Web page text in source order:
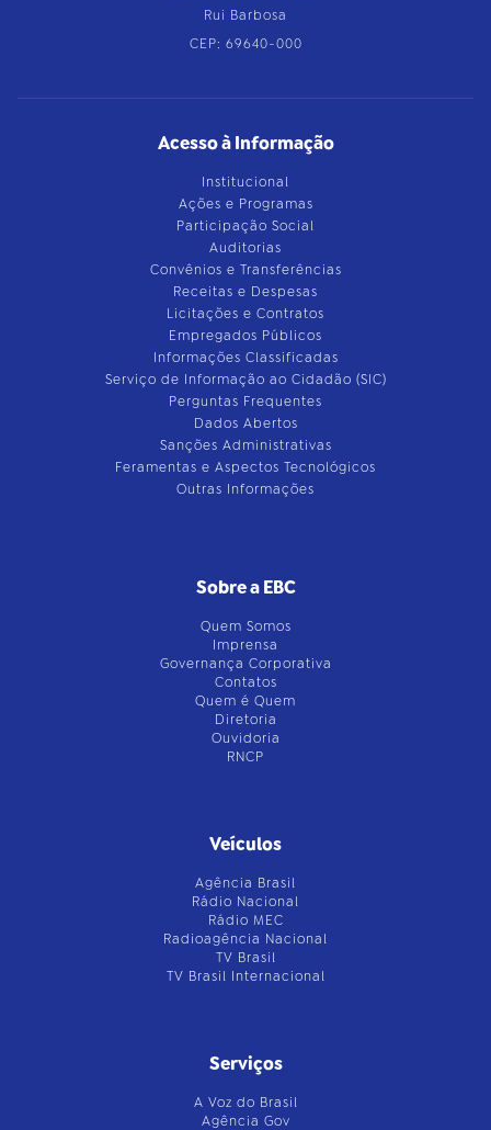
Rui Barbosa
CEP: 69640-000
Acesso à Informação
Institucional
Ações e Programas
Participação Social
Auditorias
Convênios e Transferências
Receitas e Despesas
Licitações e Contratos
Empregados Públicos
Informações Classificadas
Serviço de Informação ao Cidadão (SIC)
Perguntas Frequentes
Dados Abertos
Sanções Administrativas
Feramentas e Aspectos Tecnológicos
Outras Informações
Sobre a EBC
Quem Somos
Imprensa
Governança Corporativa
Contatos
Quem é Quem
Diretoria
Ouvidoria
RNCP
Veículos
Agência Brasil
Rádio Nacional
Rádio MEC
Radioagência Nacional
TV Brasil
TV Brasil Internacional
Serviços
A Voz do Brasil
Agência Gov